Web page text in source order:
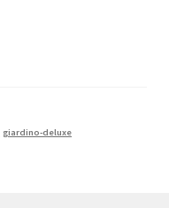
giardino-deluxe